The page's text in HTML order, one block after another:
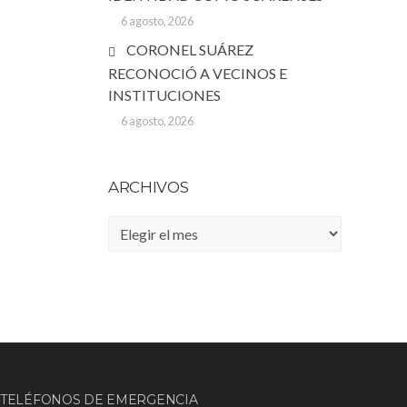
6 agosto, 2026
CORONEL SUÁREZ
RECONOCIÓ A VECINOS E
INSTITUCIONES
6 agosto, 2026
ARCHIVOS
Archivos
TELÉFONOS DE EMERGENCIA